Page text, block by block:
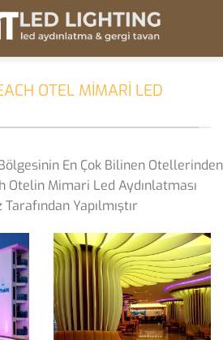
OTEL MIMARI LED
En Çok Bilinen Otellerinden
Otelin Mimari Led Aydınlatması
Yapılmıştır